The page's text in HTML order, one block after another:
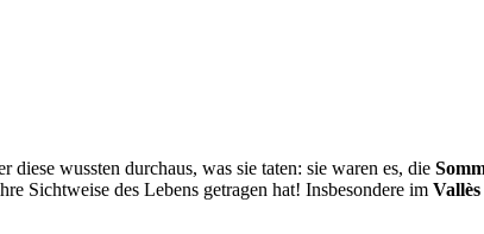
wussten durchaus, was sie taten: sie waren es, die
Sichtweise des Lebens getragen hat! Insbesondere im